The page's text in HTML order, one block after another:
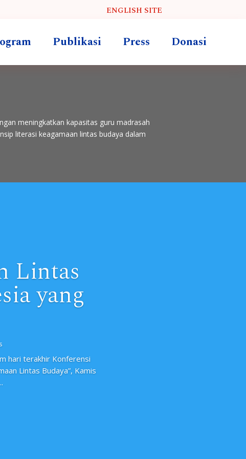
ENGLISH SITE
Publikasi Press Donasi
meningkatkan kapasitas guru madrasah
literasi keagamaan lintas budaya dalam
Lintas
yang
hari terakhir Konferensi
Lintas Budaya”, Kamis